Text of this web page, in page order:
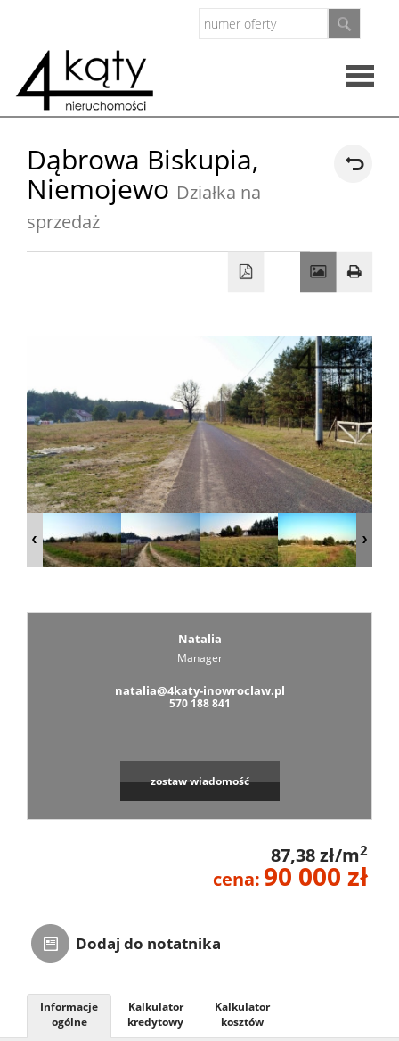
firmie
Najmem
Dąbrowa Biskupia,
Niemojewo Działka na
sprzedaż
Natalia
Manager
natalia@4katy-inowroclaw.pl
570 188 841
zostaw wiadomość
87,38 zł/m2
cena: 90 000 zł
Dodaj do notatnika
Informacje
ogólne
Kalkulator
kredytowy
Kalkulator
kosztów